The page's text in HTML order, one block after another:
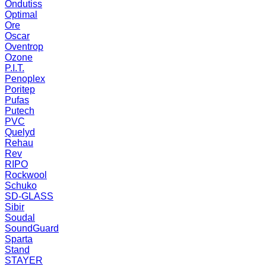
Ondutiss
Optimal
Ore
Oscar
Oventrop
Ozone
P.I.T.
Penoplex
Poritep
Pufas
Putech
PVC
Quelyd
Rehau
Rev
RIPO
Rockwool
Schuko
SD-GLASS
Sibir
Soudal
SoundGuard
Sparta
Stand
STAYER